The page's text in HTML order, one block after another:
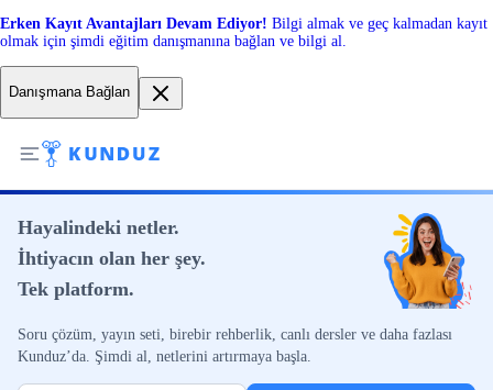
Erken Kayıt Avantajları Devam Ediyor! Bilgi almak ve geç kalmadan kayıt
olmak için şimdi eğitim danışmanına bağlan ve bilgi al.
Danışmana Bağlan
Hayalindeki netler.
İhtiyacın olan her şey.
Tek platform.
Soru çözüm, yayın seti, birebir rehberlik, canlı dersler ve daha fazlası
Kunduz’da. Şimdi al, netlerini artırmaya başla.